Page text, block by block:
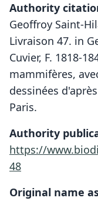
Authority
Geoffroy Saint-
Livraison 47. in
Cuvier, F. 1818-
mammifères,
dessinées
Paris.
Authority
https://
48
Original name